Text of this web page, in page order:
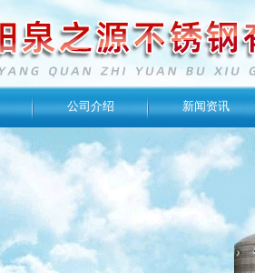
公司介绍 新闻资讯